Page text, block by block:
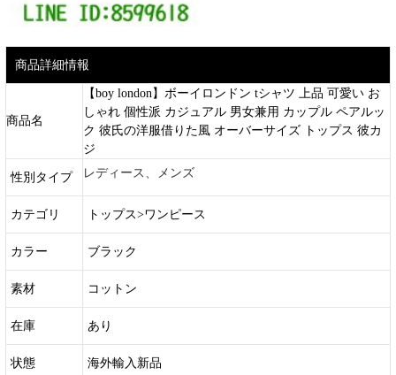
商品詳細情報
商品名
【boy london】ボーイロンドン tシャツ 上品 可愛い お
しゃれ 個性派 カジュアル 男女兼用 カップル ペアルッ
ク 彼氏の洋服借りた風 オーバーサイズ トップス 彼カ
ジ
性別タイプ レディース、メンズ
カテゴリ トップス>ワンピース
カラー ブラック
素材 コットン
在庫 あり
状態 海外輸入新品